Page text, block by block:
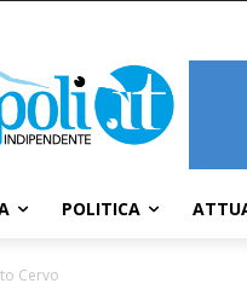
POLITICA
Cervo